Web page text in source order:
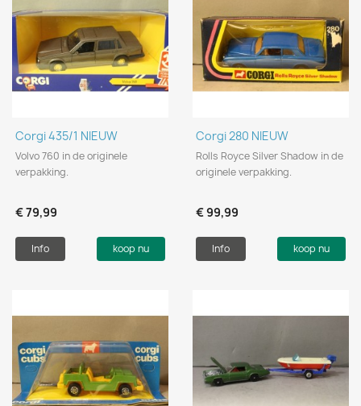
Corgi 435/1 NIEUW
Volvo 760 in de originele
verpakking.
€ 79,99
Info koop nu
Corgi 280 NIEUW
Rolls Royce Silver Shadow in de
originele verpakking.
€ 99,99
Info koop nu